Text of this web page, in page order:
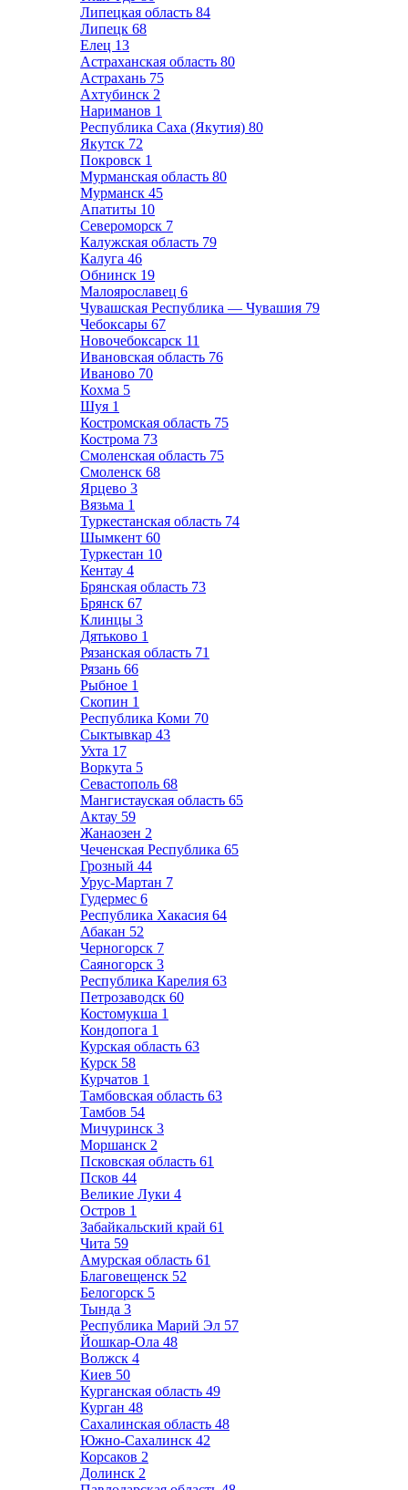
Липецкая область 84
Липецк 68
Елец 13
Астраханская область 80
Астрахань 75
Ахтубинск 2
Нариманов 1
Республика Саха (Якутия) 80
Якутск 72
Покровск 1
Мурманская область 80
Мурманск 45
Апатиты 10
Североморск 7
Калужская область 79
Калуга 46
Обнинск 19
Малоярославец 6
Чувашская Республика — Чувашия 79
Чебоксары 67
Новочебоксарск 11
Ивановская область 76
Иваново 70
Кохма 5
Шуя 1
Костромская область 75
Кострома 73
Смоленская область 75
Смоленск 68
Ярцево 3
Вязьма 1
Туркестанская область 74
Шымкент 60
Туркестан 10
Кентау 4
Брянская область 73
Брянск 67
Клинцы 3
Дятьково 1
Рязанская область 71
Рязань 66
Рыбное 1
Скопин 1
Республика Коми 70
Сыктывкар 43
Ухта 17
Воркута 5
Севастополь 68
Мангистауская область 65
Актау 59
Жанаозен 2
Чеченская Республика 65
Грозный 44
Урус-Мартан 7
Гудермес 6
Республика Хакасия 64
Абакан 52
Черногорск 7
Саяногорск 3
Республика Карелия 63
Петрозаводск 60
Костомукша 1
Кондопога 1
Курская область 63
Курск 58
Курчатов 1
Тамбовская область 63
Тамбов 54
Мичуринск 3
Моршанск 2
Псковская область 61
Псков 44
Великие Луки 4
Остров 1
Забайкальский край 61
Чита 59
Амурская область 61
Благовещенск 52
Белогорск 5
Тында 3
Республика Марий Эл 57
Йошкар-Ола 48
Волжск 4
Киев 50
Курганская область 49
Курган 48
Сахалинская область 48
Южно-Сахалинск 42
Корсаков 2
Долинск 2